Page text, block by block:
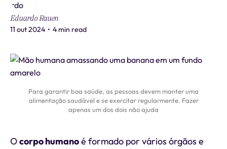
Eduardo Rauen
11 out 2024 • 4 min read
Para garantir boa saúde, as pessoas devem manter uma
alimentação saudável e se exercitar regularmente. Fazer
apenas um dos dois não ajuda
Ocorpo humanoé formado por vários órgãos e